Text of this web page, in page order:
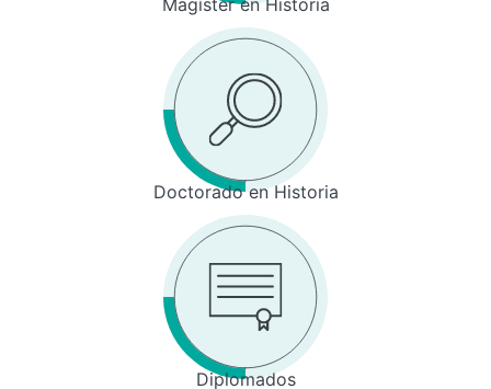
Magíster en Historia
Doctorado en Historia
Diplomados